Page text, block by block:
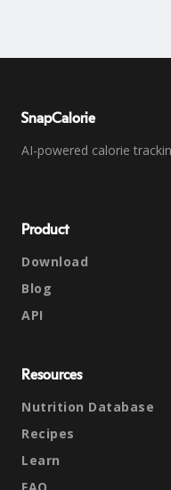
SnapCalorie
AI-powered calorie
Product
Download
Blog
API
Resources
Nutrition Database
Recipes
Learn